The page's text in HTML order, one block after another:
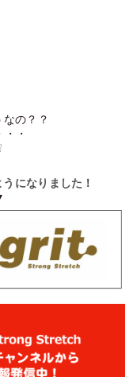
の？？
・
になりました！